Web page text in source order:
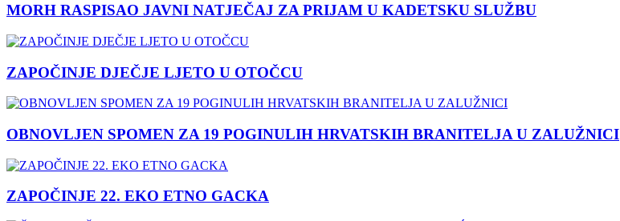
MORH RASPISAO JAVNI NATJEČAJ ZA PRIJAM U KADETSKU SLUŽBU
ZAPOČINJE DJEČJE LJETO U OTOČCU
OBNOVLJEN SPOMEN ZA 19 POGINULIH HRVATSKIH BRANITELJA U ZALUŽNICI
ZAPOČINJE 22. EKO ETNO GACKA